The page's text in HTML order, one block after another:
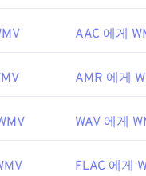
AAC 에게
AMR 에게
WAV 에게
FLAC 에게